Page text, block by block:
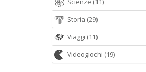
Storia (29)
Viaggi (11)
Videogiochi (19)